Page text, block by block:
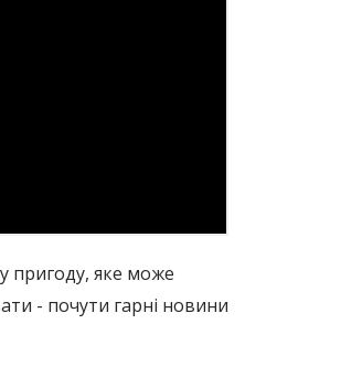
пригоду, яке може
- почути гарні новини